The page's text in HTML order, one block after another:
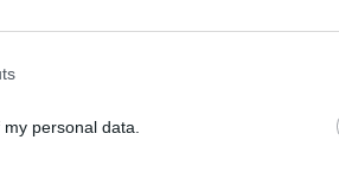
personal data.
sezon 2022.
puchar Intel
pierwsze w